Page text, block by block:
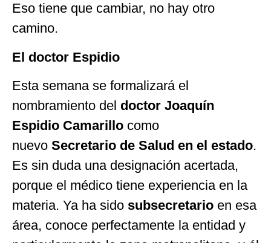
Eso tiene que cambiar, no hay otro
camino.
El doctor Espidio
Esta semana se formalizará el
nombramiento del doctor Joaquín
Espidio Camarillo como
nuevo Secretario de Salud en el estado.
Es sin duda una designación acertada,
porque el médico tiene experiencia en la
materia. Ya ha sido subsecretario en esa
área, conoce perfectamente la entidad y